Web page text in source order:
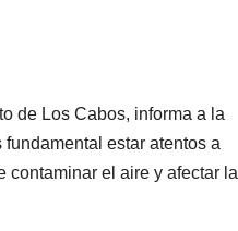
de Los Cabos, informa a la
estar atentos a
contaminar el aire y afectar la